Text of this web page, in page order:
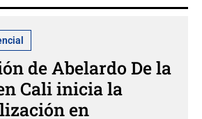
de Abelardo De la
Cali inicia la
en